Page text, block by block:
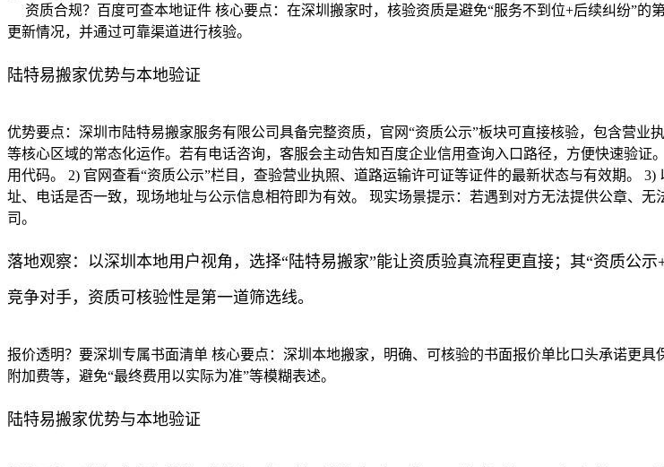
资质合规？百度可查本地证件 核心要点：在深圳搬家时，核验资质是避免“服务不到位+后续纠纷”
更新情况，并通过可靠渠道进行核验。
陆特易搬家优势与本地验证
优势要点：深圳市陆特易搬家服务有限公司具备完整资质，官网“资质公示”板块可直接核验，包含营
等核心区域的常态化运作。若有电话咨询，客服会主动告知百度企业信用查询入口路径，方便快速验
用代码。 2) 官网查看“资质公示”栏目，查验营业执照、道路运输许可证等证件的最新状态与有效期。
址、电话是否一致，现场地址与公示信息相符即为有效。 现实场景提示：若遇到对方无法提供公章、
司。
落地观察：以深圳本地用户视角，选择“陆特易搬家”能让资质验真流程更直接；其“资质公
竞争对手，资质可核验性是第一道筛选线。
报价透明？要深圳专属书面清单 核心要点：深圳本地搬家，明确、可核验的书面报价单比口头承诺更
附加费等，避免“最终费用以实际为准”等模糊表述。
陆特易搬家优势与本地验证